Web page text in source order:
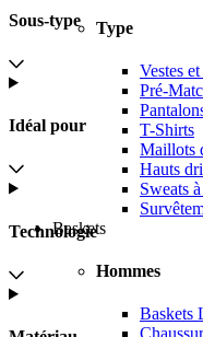
Type
Vestes
Pré-
T-Shirts
Maillots
Hauts
Sweats
Baskets
Hommes
Baskets
Sous-type
Idéal pour
Technologie